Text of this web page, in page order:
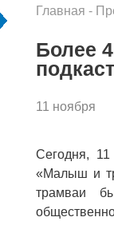
Главная -
Более
11 ноября
Сегодня,
«Малыш и
трамваи